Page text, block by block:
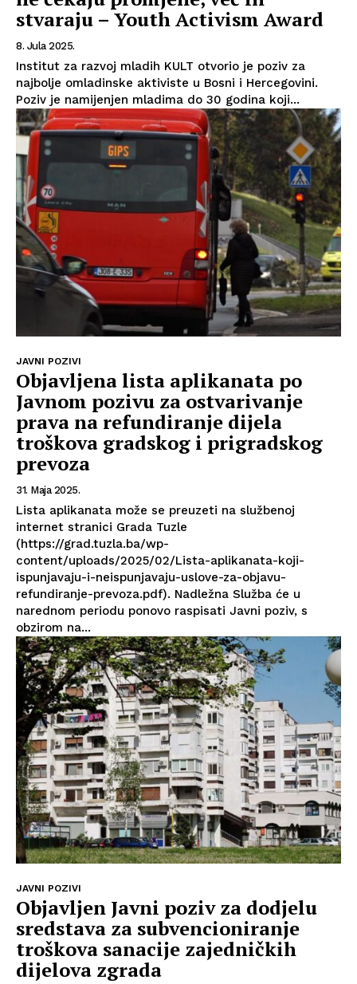
stvaraju – Youth Activism Award
8. Jula 2025.
Institut za razvoj mladih KULT otvorio je poziv za
najbolje omladinske aktiviste u Bosni i Hercegovini.
Poziv je namijenjen mladima do 30 godina koji...
JAVNI POZIVI
Objavljena lista aplikanata po
Javnom pozivu za ostvarivanje
prava na refundiranje dijela
troškova gradskog i prigradskog
prevoza
31. Maja 2025.
Lista aplikanata može se preuzeti na službenoj
internet stranici Grada Tuzle
(https://grad.tuzla.ba/wp-
content/uploads/2025/02/Lista-aplikanata-koji-
ispunjavaju-i-neispunjavaju-uslove-za-objavu-
refundiranje-prevoza.pdf). Nadležna Služba će u
narednom periodu ponovo raspisati Javni poziv, s
obzirom na...
JAVNI POZIVI
Objavljen Javni poziv za dodjelu
sredstava za subvencioniranje
troškova sanacije zajedničkih
dijelova zgrada